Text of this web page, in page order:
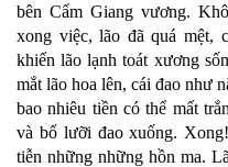
bên Cẩm Giang vương.
xong việc, lão đã quá mệt,
khiến lão lạnh toát xương
mắt lão hoa lên, cái đao như
bao nhiêu tiền có thể mất
và bổ lưỡi đao xuống.
tiễn những những hồn ma.